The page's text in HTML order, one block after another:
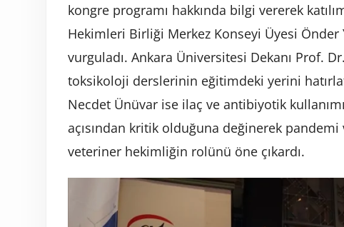
kongre programı hakkında bilgi vererek
Hekimleri Birliği Merkez Konseyi Üyesi Önder
vurguladı. Ankara Üniversitesi Dekanı Prof.
toksikoloji derslerinin eğitimdeki yerini
Necdet Ünüvar ise ilaç ve antibiyotik
açısından kritik olduğuna değinerek
veteriner hekimliğin rolünü öne çıkardı.